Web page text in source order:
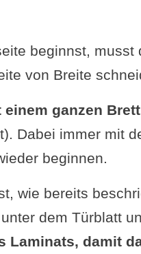
beginnst, musst
von Breite
ganzen
Dabei immer mit
beginnen.
wie bereits
dem Türblatt
Laminats, damit